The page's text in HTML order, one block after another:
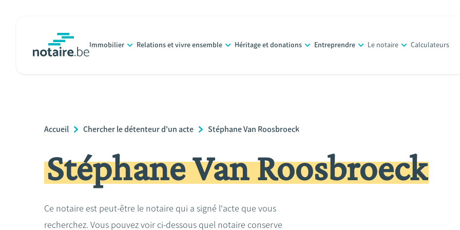
principal
Immobilier Relations et vivre ensemble Héritage et donations Entreprendre Le notaire Calculateurs
Breadcrumb
Accueil Chercher le détenteur d'un acte Stéphane Van Roosbroeck
Stéphane Van Roosbroeck
Ce notaire est peut-être le notaire qui a signé l'acte que vous
recherchez. Vous pouvez voir ci-dessous quel notaire conserve